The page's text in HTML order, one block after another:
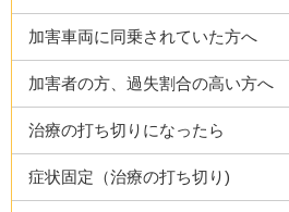
加害車両に同乗されていた方へ
加害者の方、過失割合の高い方へ
治療の打ち切りになったら
症状固定（治療の打ち切り)